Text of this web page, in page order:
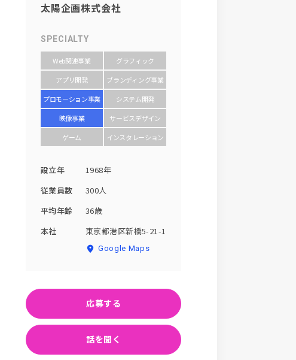
太陽企画株式会社
SPECIALTY
Web関連事業
グラフィック
アプリ開発
ブランディング事業
プロモーション事業
システム開発
映像事業
サービスデザイン
ゲーム
インスタレーション
設立年
1968年
従業員数
300人
平均年齢
36歳
本社
東京都港区新橋5-21-1
Google Maps
応募する
話を聞く